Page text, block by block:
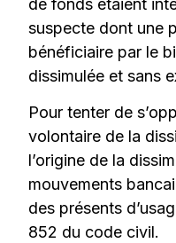
suspecte dont une
bénéficiaire par le
dissimulée et sans
Pour tenter de
volontaire de la
l’origine de la
mouvements
des présents
852 du code civil.